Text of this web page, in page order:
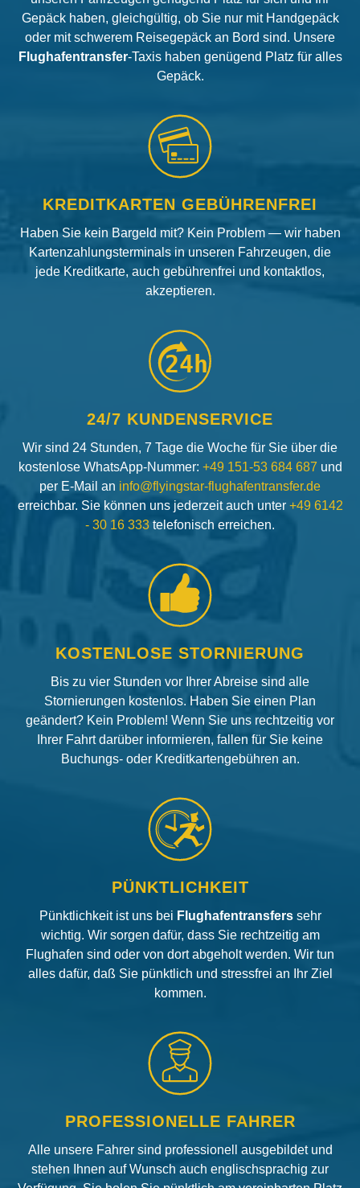
Gepäck haben, gleichgültig, ob Sie nur mit Handgepäck
oder mit schwerem Reisegepäck an Bord sind. Unsere
Flughafentransfer-Taxis haben genügend Platz für alles
Gepäck.
KREDITKARTEN GEBÜHRENFREI
Haben Sie kein Bargeld mit? Kein Problem — wir haben
Kartenzahlungsterminals in unseren Fahrzeugen, die
jede Kreditkarte, auch gebührenfrei und kontaktlos,
akzeptieren.
24h
24/7 KUNDENSERVICE
Wir sind 24 Stunden, 7 Tage die Woche für Sie über die
kostenlose WhatsApp-Nummer: +49 151-53 684 687 und
per E-Mail an info@flyingstar-flughafentransfer.de
erreichbar. Sie können uns jederzeit auch unter +49 6142
- 30 16 333 telefonisch erreichen.
KOSTENLOSE STORNIERUNG
Bis zu vier Stunden vor Ihrer Abreise sind alle
Stornierungen kostenlos. Haben Sie einen Plan
geändert? Kein Problem! Wenn Sie uns rechtzeitig vor
Ihrer Fahrt darüber informieren, fallen für Sie keine
Buchungs- oder Kreditkartengebühren an.
PÜNKTLICHKEIT
Pünktlichkeit ist uns bei Flughafentransfers sehr
wichtig. Wir sorgen dafür, dass Sie rechtzeitig am
Flughafen sind oder von dort abgeholt werden. Wir tun
alles dafür, daß Sie pünktlich und stressfrei an Ihr Ziel
kommen.
PROFESSIONELLE FAHRER
Alle unsere Fahrer sind professionell ausgebildet und
stehen Ihnen auf Wunsch auch englischsprachig zur